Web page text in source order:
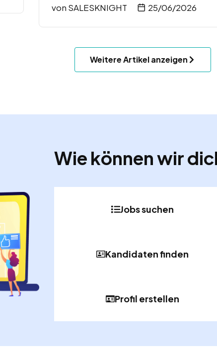
von SALESKNIGHT 25/06/2026
Weitere Artikel anzeigen
Wie können wir
Jobs suchen
Kandidaten finden
Profil erstellen